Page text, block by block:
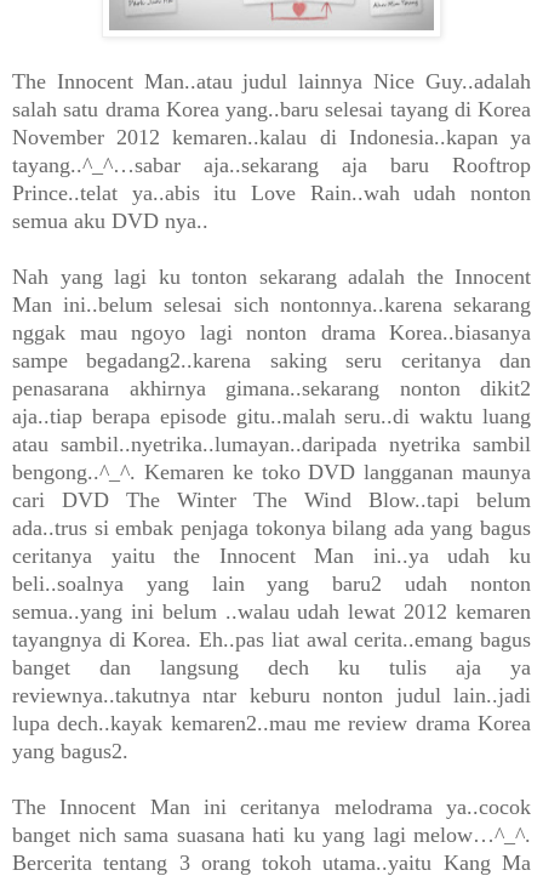
The Innocent Man..atau judul lainnya Nice Guy..adalah
salah satu drama Korea yang..baru selesai tayang di Korea
November 2012 kemaren..kalau di Indonesia..kapan ya
tayang..^_^…sabar aja..sekarang aja baru Rooftrop
Prince..telat ya..abis itu Love Rain..wah udah nonton
semua aku DVD nya..
Nah yang lagi ku tonton sekarang adalah the Innocent
Man ini..belum selesai sich nontonnya..karena sekarang
nggak mau ngoyo lagi nonton drama Korea..biasanya
sampe begadang2..karena saking seru ceritanya dan
penasarana akhirnya gimana..sekarang nonton dikit2
aja..tiap berapa episode gitu..malah seru..di waktu luang
atau sambil..nyetrika..lumayan..daripada nyetrika sambil
bengong..^_^. Kemaren ke toko DVD langganan maunya
cari DVD The Winter The Wind Blow..tapi belum
ada..trus si embak penjaga tokonya bilang ada yang bagus
ceritanya yaitu the Innocent Man ini..ya udah ku
beli..soalnya yang lain yang baru2 udah nonton
semua..yang ini belum ..walau udah lewat 2012 kemaren
tayangnya di Korea. Eh..pas liat awal cerita..emang bagus
banget dan langsung dech ku tulis aja ya
reviewnya..takutnya ntar keburu nonton judul lain..jadi
lupa dech..kayak kemaren2..mau me review drama Korea
yang bagus2.
The Innocent Man ini ceritanya melodrama ya..cocok
banget nich sama suasana hati ku yang lagi melow…^_^.
Bercerita tentang 3 orang tokoh utama..yaitu Kang Ma